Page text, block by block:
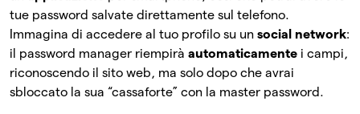
tue password salvate direttamente sul telefono.
Immagina di accedere al tuo profilo su un social network:
il password manager riempirà automaticamente i campi,
riconoscendo il sito web, ma solo dopo che avrai
sbloccato la sua “cassaforte” con la master password.